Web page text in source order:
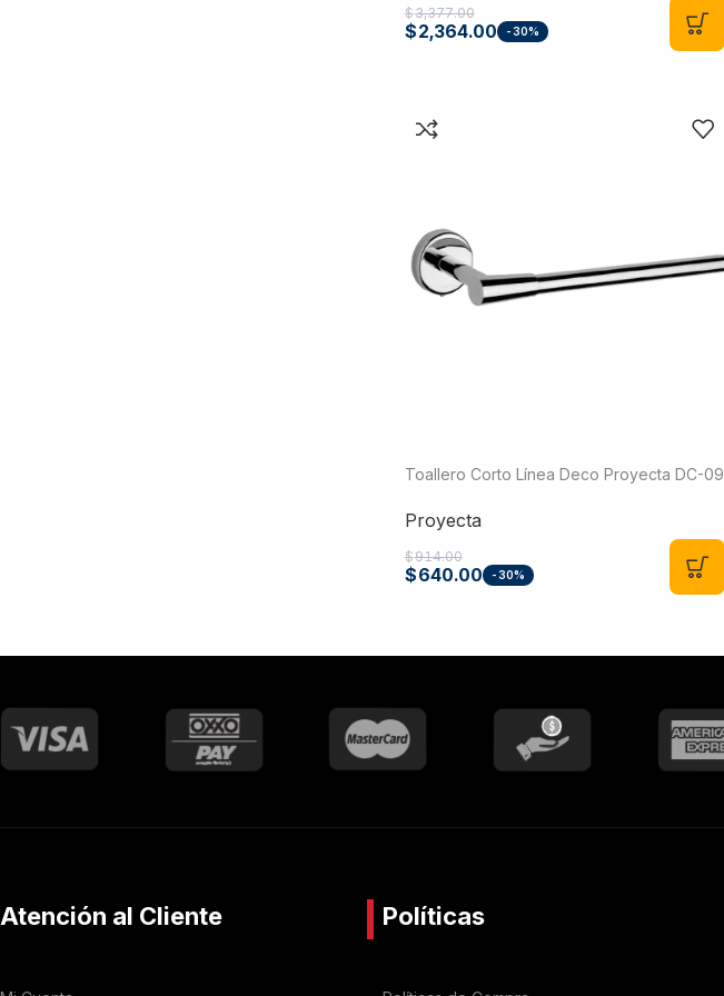
$3,377.00
$2,364.00 -30%
Toallero Corto Línea Deco Proyecta DC-09
Proyecta
$914.00
$640.00 -30%
Atención al Cliente Políticas